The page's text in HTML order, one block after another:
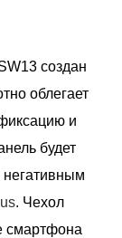
создан
облегает
и
будет
. Чехол
смартфона